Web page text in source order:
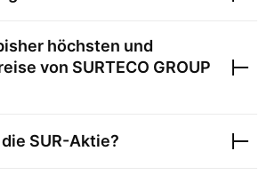
höchsten und
von SURTECO GROUP
SUR-Aktie?